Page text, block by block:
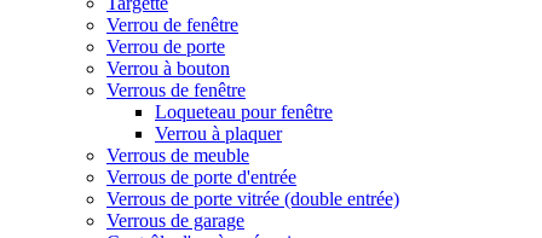
Verrou de fenêtre
Verrou de porte
Verrou à bouton
Verrous de fenêtre
Loqueteau pour fenêtre
Verrou à plaquer
Verrous de meuble
Verrous de porte d'entrée
Verrous de porte vitrée (double entrée)
Verrous de garage